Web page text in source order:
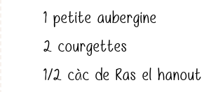
1 petite aubergine
2 courgettes
1/2 càc de Ras el hanout